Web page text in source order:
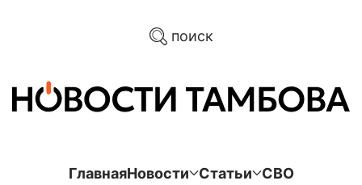
поиск
ГлавнаяНовости Статьи СВО